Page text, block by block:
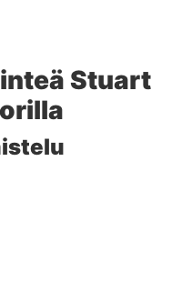
Stuart